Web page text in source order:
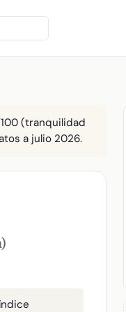
(tranquilidad
a julio 2026.